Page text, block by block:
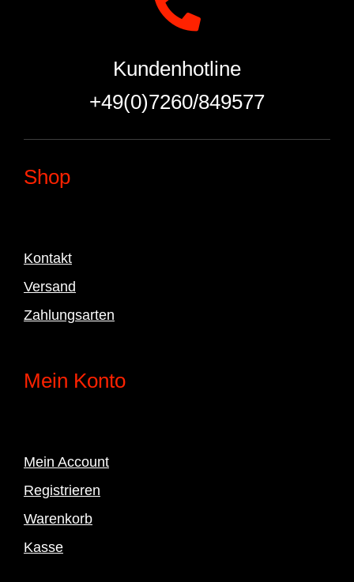
Kundenhotline
+49(0)7260/849577
Shop
Kontakt
Versand
Zahlungsarten
Mein Konto
Mein Account
Registrieren
Warenkorb
Kasse